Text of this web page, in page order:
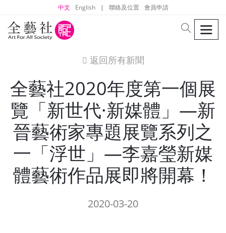
中文 English | 聯絡及位置 會員申請
search
icon
返回所有新聞
全藝社2020年度第一個展
覽「新世代·新媒體」—新
晉藝術家專題展覽系列之
一「浮世」—李嘉瑩新媒
體藝術作品展即將開幕！
2020-03-20